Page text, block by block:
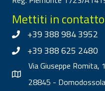
Mettiti in
+39 388 984 3952
+39 388 625 2480
Via Giuseppe Romita,
28845 -